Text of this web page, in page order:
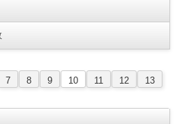
7 8 9 10 11 12
13